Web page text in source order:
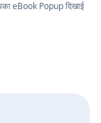
eBook Popup दिखाई